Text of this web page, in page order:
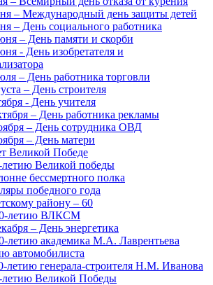
– Международный день защиты детей
– День социального работника
– День памяти и скорби
- День изобретателя и
– День работника торговли
– День строителя
- День учителя
– День работника рекламы
– День сотрудника ОВД
– День матери
Великой Победе
Великой победы
бессмертного полка
победного года
району – 60
летию ВЛКСМ
– День энергетика
летию академика М.А. Лаврентьева
автомобилиста
летию генерала-строителя Н.М. Иванова
Великой Победы